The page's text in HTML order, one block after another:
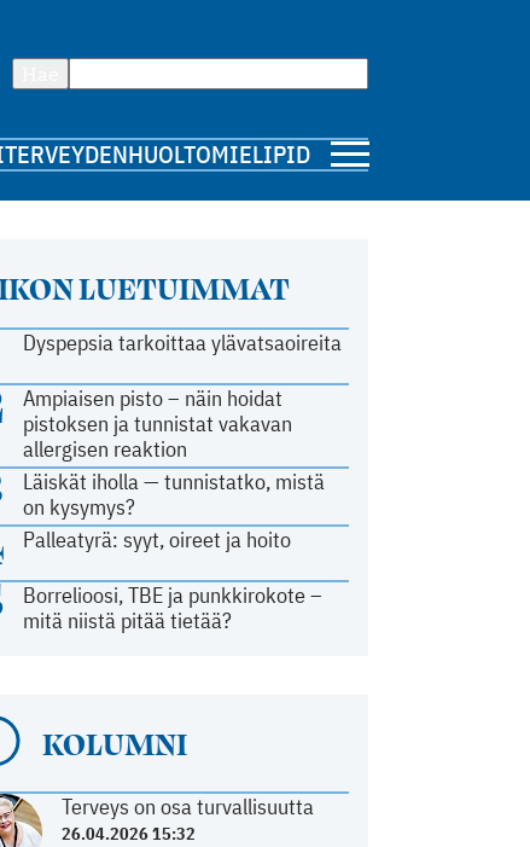
TERVEYDENHUOLTOMIELIPIDE
LUETUIMMAT
Dyspepsia tarkoittaa ylävatsaoireita
Ampiaisen pisto – näin hoidat
pistoksen ja tunnistat vakavan
allergisen reaktion
Läiskät iholla — tunnistatko, mistä
on kysymys?
Palleatyrä: syyt, oireet ja hoito
Borrelioosi, TBE ja punkkirokote –
mitä niistä pitää tietää?
KOLUMNI
Terveys on osa turvallisuutta
26.04.2026 15:32